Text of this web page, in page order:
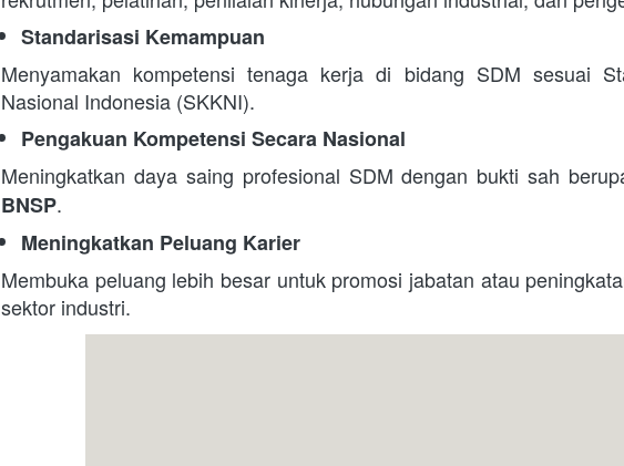
Standarisasi Kemampuan
Menyamakan kompetensi tenaga kerja di bidang SDM sesuai
Nasional Indonesia (SKKNI).
Pengakuan Kompetensi Secara Nasional
Meningkatkan daya saing profesional SDM dengan bukti sah
BNSP.
Meningkatkan Peluang Karier
Membuka peluang lebih besar untuk promosi jabatan atau
sektor industri.